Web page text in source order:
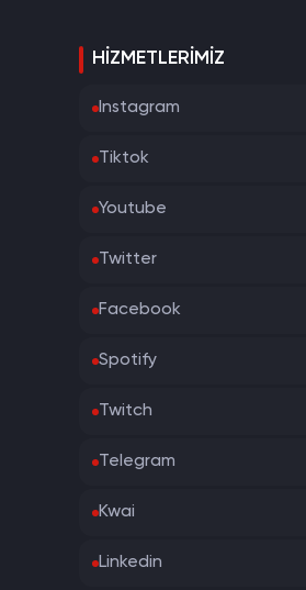
HIZMETLERIMIZ
Instagram
Tiktok
Youtube
Twitter
Facebook
Spotify
Twitch
Telegram
Kwai
Linkedin